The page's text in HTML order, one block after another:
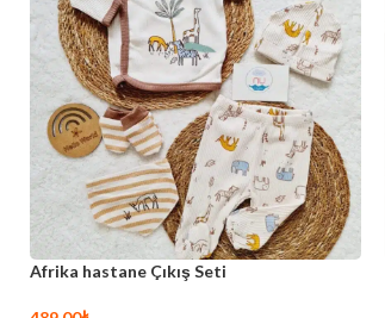
Afrika hastane Çıkış Seti